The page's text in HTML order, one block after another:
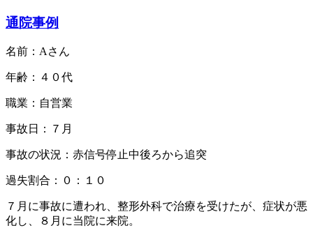
通院事例
名前：Aさん
年齢：４０代
職業：自営業
事故日：７月
事故の状況：赤信号停止中後ろから追突
過失割合：０：１０
７月に事故に遭われ、整形外科で治療を受けたが、症状が悪
化し、８月に当院に来院。